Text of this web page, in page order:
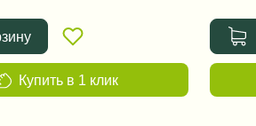
Купить в 1 клик